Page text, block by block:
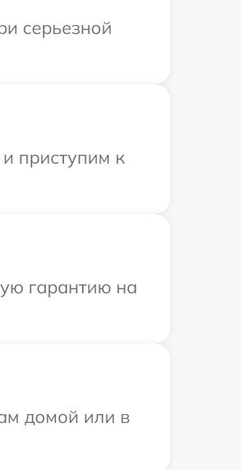
серьезной
приступим к
гарантию на
домой или в